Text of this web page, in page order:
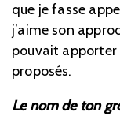
que je fasse
j’aime son
pouvait apporter
proposés.
Le nom de ton